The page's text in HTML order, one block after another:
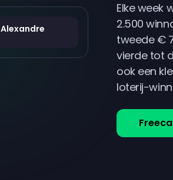
Alexandre
Elke week
2.500
tweede €
vierde tot
ook een
loterij-